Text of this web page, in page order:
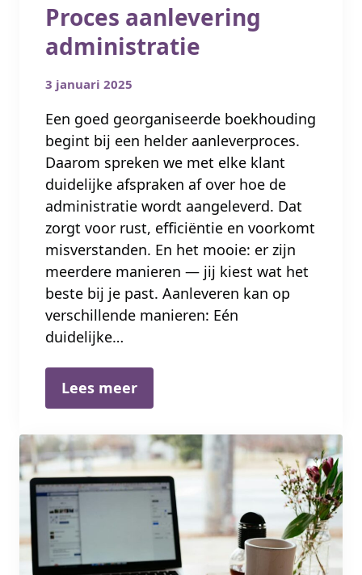
Proces aanlevering
administratie
3 januari 2025
Een goed georganiseerde boekhouding
begint bij een helder aanleverproces.
Daarom spreken we met elke klant
duidelijke afspraken af over hoe de
administratie wordt aangeleverd. Dat
zorgt voor rust, efficiëntie en voorkomt
misverstanden. En het mooie: er zijn
meerdere manieren — jij kiest wat het
beste bij je past. Aanleveren kan op
verschillende manieren: Eén
duidelijke…
Lees meer